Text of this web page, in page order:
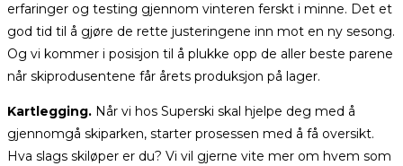
erfaringer og testing gjennom vinteren ferskt i minne. Det et
god tid til å gjøre de rette justeringene inn mot en ny sesong.
Og vi kommer i posisjon til å plukke opp de aller beste parene
når skiprodusentene får årets produksjon på lager.
Kartlegging. Når vi hos Superski skal hjelpe deg med å
gjennomgå skiparken, starter prosessen med å få oversikt.
Hva slags skiløper er du? Vi vil gjerne vite mer om hvem som